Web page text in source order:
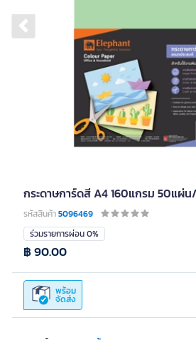
Previous slide
กระดาษการ์ดสี A4 160แกรม 50แผ่
รหัสสินค้า5096469
ร่วมรายการผ่อน 0%
พร้อม
จัดส่ง
฿ 90.00